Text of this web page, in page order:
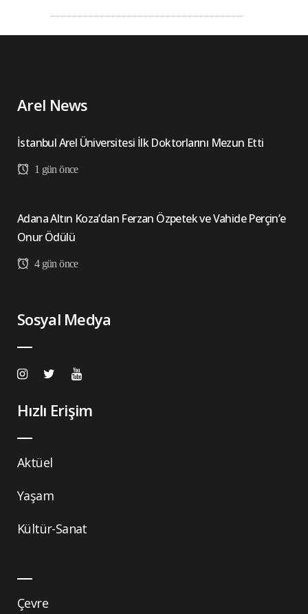
Arel News
İstanbul Arel Üniversitesi İlk Doktorlarını Mezun Etti
1 gün önce
Adana Altın Koza’dan Ferzan Özpetek ve Vahide Perçin’e
Onur Ödülü
4 gün önce
Sosyal Medya
Hızlı Erişim
Aktüel
Yaşam
Kültür-Sanat
Çevre